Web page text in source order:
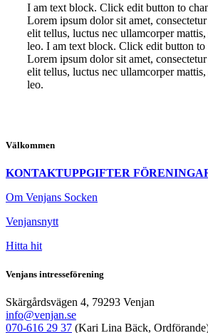
I am text block. Click edit button to
Lorem ipsum dolor sit amet,
elit tellus, luctus nec ullamcorper
leo. I am text block. Click edit button to
Lorem ipsum dolor sit amet,
elit tellus, luctus nec ullamcorper
leo.
Välkommen
KONTAKTUPPGIFTER
Om Venjans Socken
Venjansnytt
Hitta hit
Venjans intresseförening
Skärgårdsvägen 4, 79293 Venjan
info@venjan.se
070-616 29 37 (Kari Lina Bäck,